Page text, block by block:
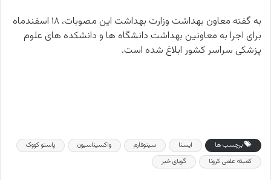
به گفته معاون بهداشت وزارت بهداشت این مصوبات، ۱۸ اسفندماه
برای اجرا به معاونین بهداشت دانشگاه ها و دانشکده های علوم
پزشکی سراسر کشور ابلاغ شده است.
برچسب ها ایسنا سینوفارم واکسیناسیون
پاستو کووک
کمیته علمی کرونا
گویای خبر